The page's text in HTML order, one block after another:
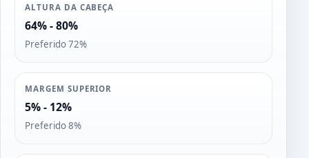
ALTURA DA CABEÇA
64% - 80%
Preferido 72%
MARGEM SUPERIOR
5% - 12%
Preferido 8%